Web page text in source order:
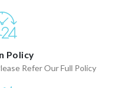
Policy
Refer Our Full Policy